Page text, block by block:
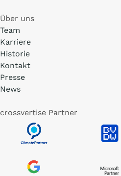
Über uns
Team
Karriere
Historie
Kontakt
Presse
News
crossvertise Partner